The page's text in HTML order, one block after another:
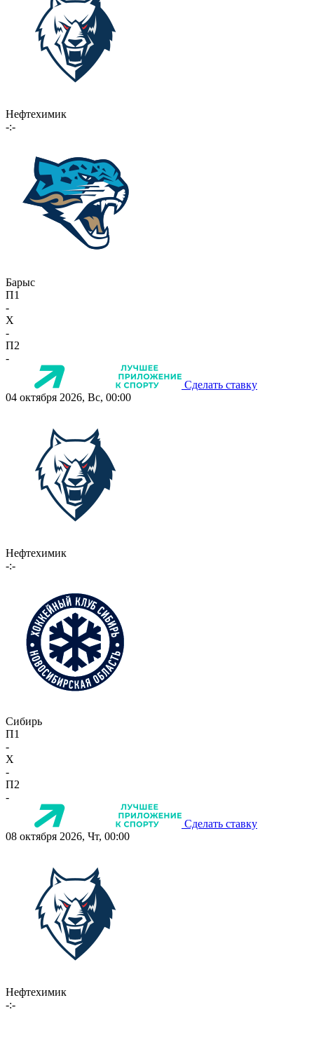
Нефтехимик
-:-
Барыс
П1
-
X
-
П2
-
Сделать ставку
04 октября 2026, Вс, 00:00
Нефтехимик
-:-
Сибирь
П1
-
X
-
П2
-
Сделать ставку
08 октября 2026, Чт, 00:00
Нефтехимик
-:-